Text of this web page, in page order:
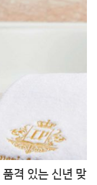
격 있는 신년 맞